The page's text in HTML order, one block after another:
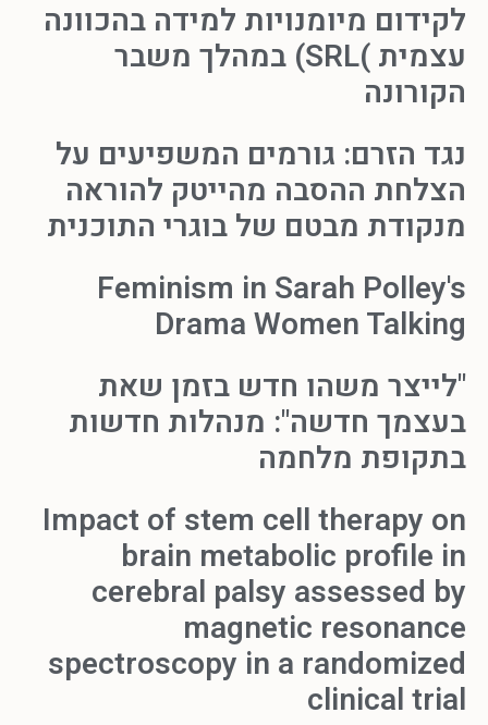
לקידום מיומנויות למידה בהכוונה
עצמית )SRL) במהלך משבר
הקורונה
נגד הזרם: גורמים המשפיעים על
הצלחת ההסבה מהייטק להוראה
מנקודת מבטם של בוגרי התוכנית
Feminism in Sarah Polley's
Drama Women Talking
"לייצר משהו חדש בזמן שאת
בעצמך חדשה": מנהלות חדשות
בתקופת מלחמה
Impact of stem cell therapy on
brain metabolic profile in
cerebral palsy assessed by
magnetic resonance
spectroscopy in a randomized
clinical trial